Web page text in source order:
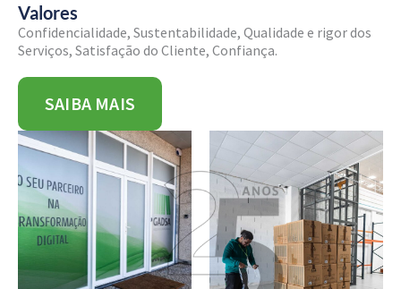
Valores
Confidencialidade, Sustentabilidade, Qualidade e rigor dos
Serviços, Satisfação do Cliente, Confiança.
SAIBA MAIS